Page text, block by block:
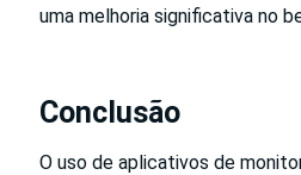
uma melhoria significativa no
Conclusão
O uso de aplicativos de